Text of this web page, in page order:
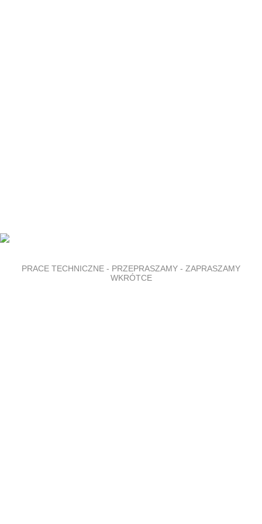
PRACE TECHNICZNE - PRZEPRASZAMY - ZAPRASZAMY
WKRÓTCE